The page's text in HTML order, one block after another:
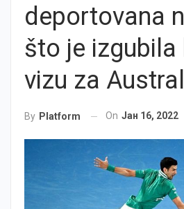
deportovana
što je izgubila
vizu za
By Platform On Јан 16, 2022